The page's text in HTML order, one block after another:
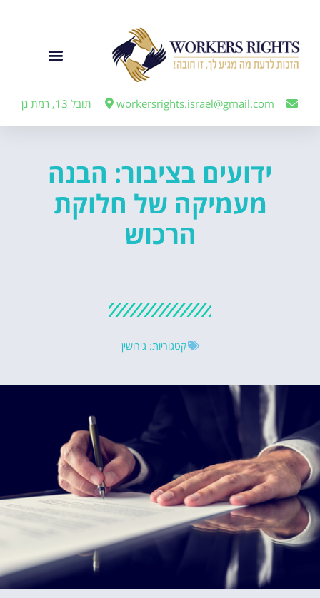
workersrights.israel@gmail.com תובל 13, רמת גן
ידועים בציבור: הבנה
מעמיקה של חלוקת
הרכוש
קטגוריות: גירושין